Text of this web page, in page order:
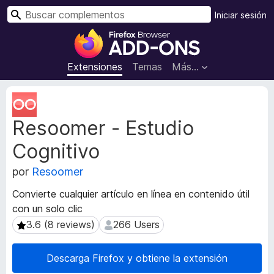
B
u
s
c
o
r
o
p
l
e
m
Extensiones Temas Más...
Iniciar sesión
B
Resoomer - Estudio
Cognitivo
por Resoomer
Convierte cualquier artículo en línea en contenido útil
con un solo clic
3.6 (8 reviews)
3.6 (8 reviews) 266 Users
266 Users
Descarga Firefox y obtiene la extensión
M
e
t
a
d
a
t
a
d
e
l